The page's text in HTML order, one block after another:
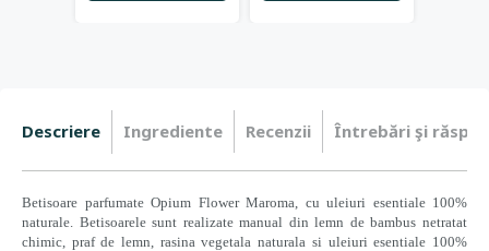
Descriere Ingrediente Recenzii Întrebări şi
Betisoare parfumate Opium Flower Maroma, cu uleiuri esentiale 100%
naturale. Betisoarele sunt realizate manual din lemn de bambus netratat
chimic, praf de lemn, rasina vegetala naturala si uleiuri esentiale 100%